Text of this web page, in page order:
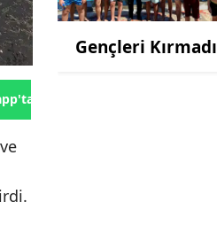
Gönder
Gençleri Kırmadı